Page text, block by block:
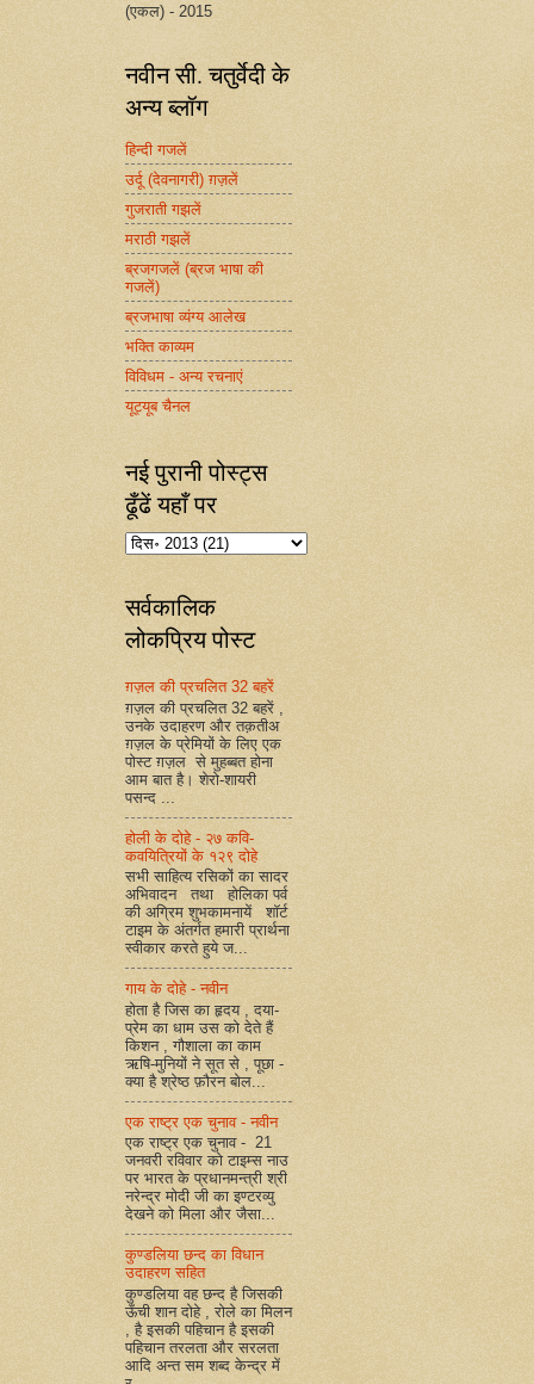
(एकल) - 2015
नवीन सी. चतुर्वेदी के
अन्य ब्लॉग
हिन्दी गजलें
उर्दू (देवनागरी) ग़ज़लें
गुजराती गझलें
मराठी गझलें
ब्रजगजलें (ब्रज भाषा की
गजलें)
ब्रजभाषा व्यंग्य आलेख
भक्ति काव्यम
विविधम - अन्य रचनाएं
यूट्यूब चैनल
नई पुरानी पोस्ट्स
ढूँढें यहाँ पर
सर्वकालिक
लोकप्रिय पोस्ट
ग़ज़ल की प्रचलित 32 बहरें
ग़ज़ल की प्रचलित 32 बहरें ,
उनके उदाहरण और तक़तीअ
ग़ज़ल के प्रेमियों के लिए एक
पोस्ट ग़ज़ल से मुहब्बत होना
आम बात है। शेरो-शायरी
पसन्द ...
होली के दोहे - २७ कवि-
कवयित्रियों के १२९ दोहे
सभी साहित्य रसिकों का सादर
अभिवादन तथा होलिका पर्व
की अग्रिम शुभकामनायें शॉर्ट
टाइम के अंतर्गत हमारी प्रार्थना
स्वीकार करते हुये ज...
गाय के दोहे - नवीन
होता है जिस का हृदय , दया-
प्रेम का धाम उस को देते हैं
किशन , गौशाला का काम
ऋषि-मुनियों ने सूत से , पूछा -
क्या है श्रेष्ठ फ़ौरन बोल...
एक राष्ट्र एक चुनाव - नवीन
एक राष्ट्र एक चुनाव - 21
जनवरी रविवार को टाइम्स नाउ
पर भारत के प्रधानमन्त्री श्री
नरेन्द्र मोदी जी का इण्टरव्यु
देखने को मिला और जैसा...
कुण्डलिया छन्द का विधान
उदाहरण सहित
कुण्डलिया वह छन्द है जिसकी
ऊँची शान दोहे , रोले का मिलन
, है इसकी पहिचान है इसकी
पहिचान तरलता और सरलता
आदि अन्त सम शब्द केन्द्र में